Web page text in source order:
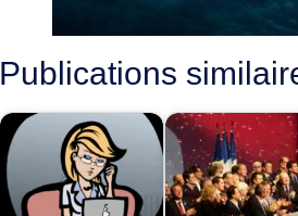
Publications